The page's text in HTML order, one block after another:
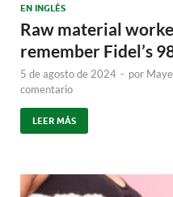
EN INGLÉS
Raw material
remember Fidel’s
5 de agosto de 2024 - por
comentario
LEER MÁS